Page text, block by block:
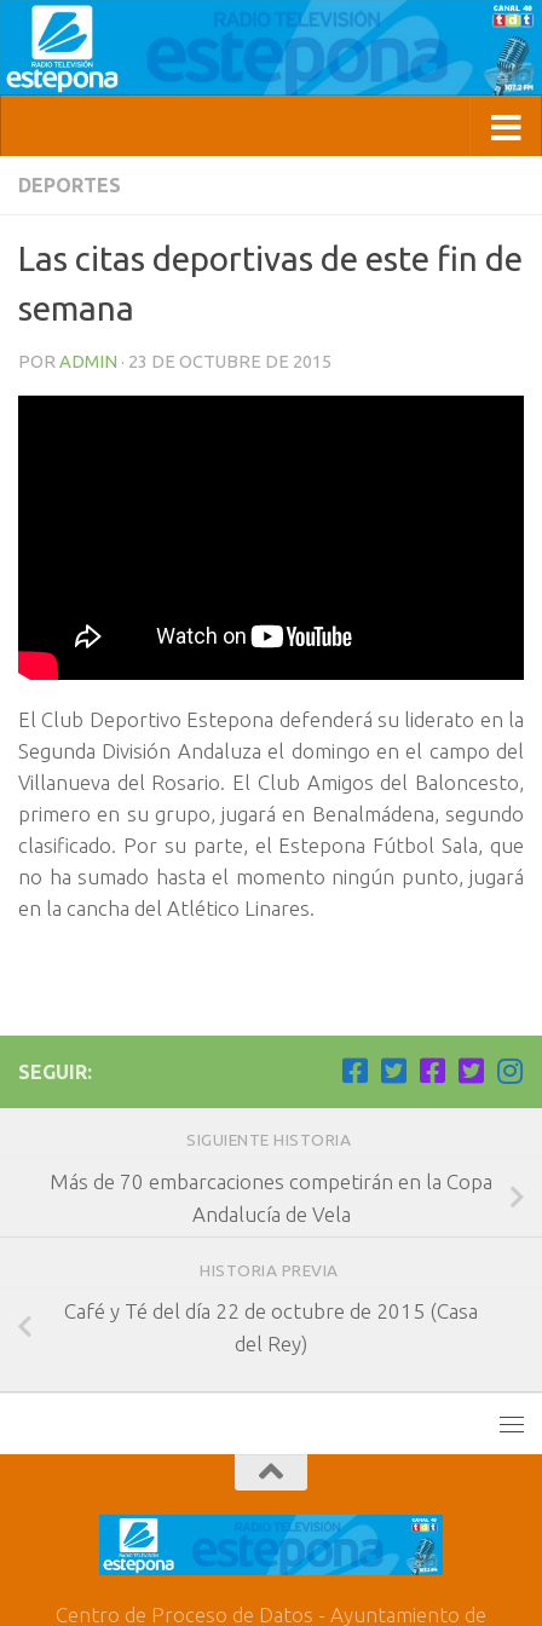
DEPORTES
Las citas deportivas de este fin de
semana
POR ADMIN · 23 DE OCTUBRE DE 2015
El Club Deportivo Estepona defenderá su liderato en la
Segunda División Andaluza el domingo en el campo del
Villanueva del Rosario. El Club Amigos del Baloncesto,
primero en su grupo, jugará en Benalmádena, segundo
clasificado. Por su parte, el Estepona Fútbol Sala, que
no ha sumado hasta el momento ningún punto, jugará
en la cancha del Atlético Linares.
SEGUIR:
SIGUIENTE HISTORIA
Más de 70 embarcaciones competirán en la Copa
Andalucía de Vela
HISTORIA PREVIA
Café y Té del día 22 de octubre de 2015 (Casa
del Rey)
Centro de Proceso de Datos - Ayuntamiento de